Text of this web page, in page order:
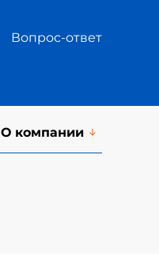
Вопрос-ответ
О компании